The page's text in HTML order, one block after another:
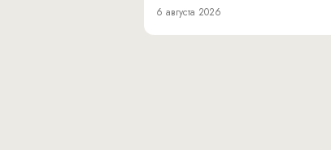
6 августа 2026